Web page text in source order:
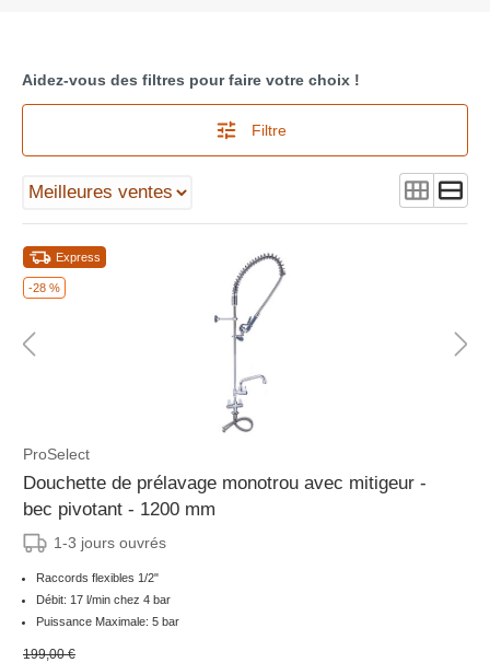
Aidez-vous des filtres pour faire votre choix !
Filtre
-28 %
Express
ProSelect
Douchette de prélavage monotrou avec mitigeur -
bec pivotant - 1200 mm
1-3 jours ouvrés
Raccords flexibles 1/2"
Débit: 17 l/min chez 4 bar
Puissance Maximale: 5 bar
199,00 €